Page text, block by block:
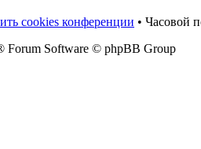
cookies конференции • Часовой
Forum Software © phpBB Group